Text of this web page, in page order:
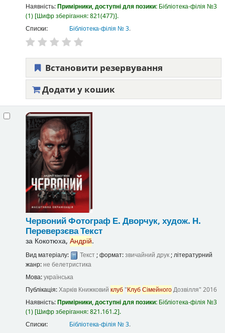
Наявність:Примірники, доступні для позики: Бібліотека-філія №3
(1) Шифр зберігання:821(477) .
Списки:
Бібліотека-філія № 3.
Встановити резервування
Додати у кошик
ЧервонийФотограф Е. Дворчук, худож. Н.
ПереверзєваТекст
за Кокотюха, Андрій.
Вид матеріалу: Текст; формат:звичайний друк; літературний
жанр: не белетристика
Мова:українська
Публікація:Харків Книжковий клуб"КлубСімейногоДозвілля" 2016
Наявність:Примірники, доступні для позики: Бібліотека-філія №3
(1) Шифр зберігання:821.161.2 .
Списки:
Бібліотека-філія № 3.